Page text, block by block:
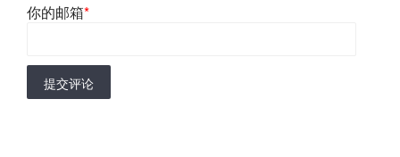
你的邮箱*
提交评论